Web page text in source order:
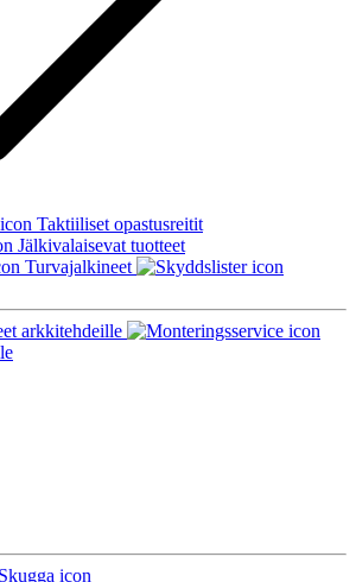
Taktiiliset opastusreitit
Jälkivalaisevat tuotteet
Turvajalkineet
arkkitehdeille